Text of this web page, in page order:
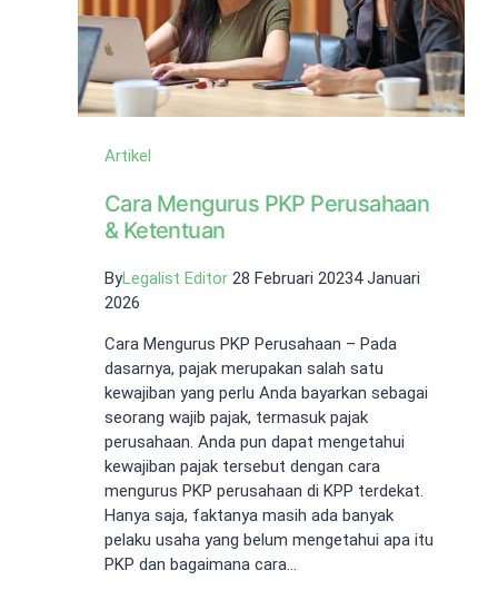
Artikel
Cara Mengurus PKP Perusahaan
& Ketentuan
ByLegalist Editor 28 Februari 20234 Januari
2026
Cara Mengurus PKP Perusahaan – Pada
dasarnya, pajak merupakan salah satu
kewajiban yang perlu Anda bayarkan sebagai
seorang wajib pajak, termasuk pajak
perusahaan. Anda pun dapat mengetahui
kewajiban pajak tersebut dengan cara
mengurus PKP perusahaan di KPP terdekat.
Hanya saja, faktanya masih ada banyak
pelaku usaha yang belum mengetahui apa itu
PKP dan bagaimana cara…